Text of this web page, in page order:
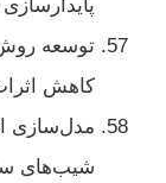
توسعه
کاهش
مدل‌سازی
شیب‌های